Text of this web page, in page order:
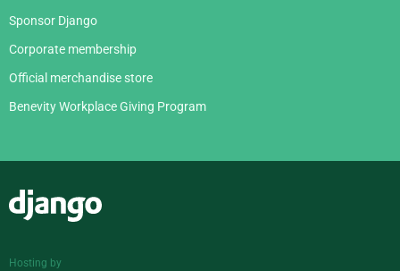
Sponsor Django
Corporate membership
Official merchandise store
Benevity Workplace Giving Program
Hosting by